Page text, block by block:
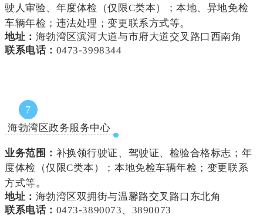
驶人审验、年度体检（仅限C类本）；本地、异地免检
车辆年检；违法处理；变更联系方式等。
地址： 海勃湾区滨河大道与市府大道交叉路口西南角
联系电话： 0473-3998344
7
海勃湾区政务服务中心
业务范围： 补换领行驶证、驾驶证、检验合格标志；年
度体检 （仅限C类本）
；本地免检车辆年检；变更联系
方式等。
地址： 海勃湾区双拥街与温馨路交叉路口东北角
联系电话： 0473-3890073、3890073